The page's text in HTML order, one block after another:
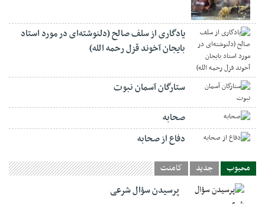
یادگاری از سلف صالح (دلنوشته‌ای در مورد استاد
بایجان آخوند قزل رحمه الله)
ستارگان آسمان نبوت
صحابه
دفاع از صحابه
محبوب جدید کامنت
پرسیدن سؤال شرعی